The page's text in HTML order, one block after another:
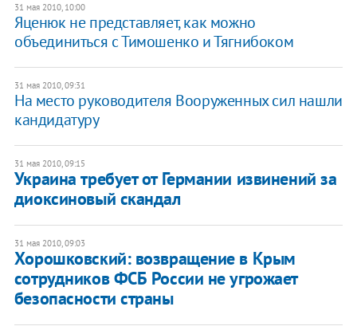
31 мая 2010, 10:00
Яценюк не представляет, как можно
объединиться с Тимошенко и Тягнибоком
31 мая 2010, 09:31
На место руководителя Вооруженных сил нашли
кандидатуру
31 мая 2010, 09:15
Украина требует от Германии извинений за
диоксиновый скандал
31 мая 2010, 09:03
Хорошковский: возвращение в Крым
сотрудников ФСБ России не угрожает
безопасности страны